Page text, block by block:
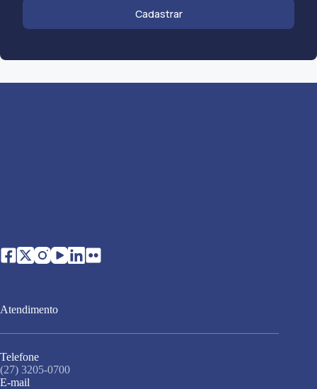
Cadastrar
Atendimento
Telefone
(27) 3205-0700
E-mail